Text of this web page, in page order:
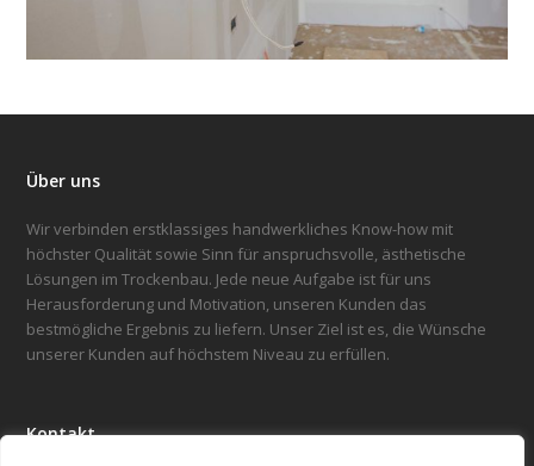
Über uns
Wir verbinden erstklassiges handwerkliches Know-how mit
höchster Qualität sowie Sinn für anspruchsvolle, ästhetische
Lösungen im Trockenbau. Jede neue Aufgabe ist für uns
Herausforderung und Motivation, unseren Kunden das
bestmögliche Ergebnis zu liefern. Unser Ziel ist es, die Wünsche
unserer Kunden auf höchstem Niveau zu erfüllen.
Kontakt